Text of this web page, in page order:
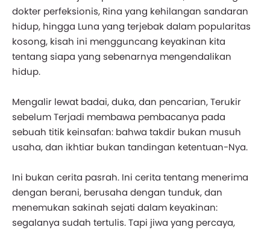
dokter perfeksionis, Rina yang kehilangan sandaran
hidup, hingga Luna yang terjebak dalam popularitas
kosong, kisah ini mengguncang keyakinan kita
tentang siapa yang sebenarnya mengendalikan
hidup.
Mengalir lewat badai, duka, dan pencarian, Terukir
sebelum Terjadi membawa pembacanya pada
sebuah titik keinsafan: bahwa takdir bukan musuh
usaha, dan ikhtiar bukan tandingan ketentuan-Nya.
Ini bukan cerita pasrah. Ini cerita tentang menerima
dengan berani, berusaha dengan tunduk, dan
menemukan sakinah sejati dalam keyakinan:
segalanya sudah tertulis. Tapi jiwa yang percaya,